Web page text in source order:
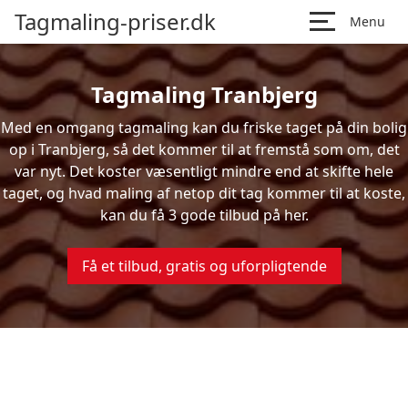
Tagmaling-priser.dk Menu
Tagmaling Tranbjerg
Med en omgang tagmaling kan du friske taget på din bolig
op i Tranbjerg, så det kommer til at fremstå som om, det
var nyt. Det koster væsentligt mindre end at skifte hele
taget, og hvad maling af netop dit tag kommer til at koste,
kan du få 3 gode tilbud på her.
Få et tilbud, gratis og uforpligtende